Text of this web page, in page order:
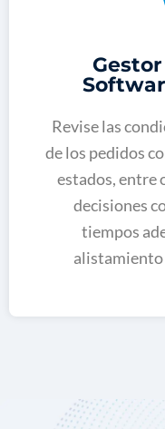
Revise las
de los pedidos
estados, entre
decisiones
tiempos
alistamiento